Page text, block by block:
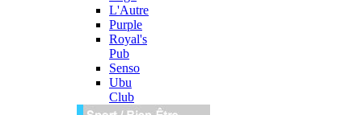
L'Autre
Purple
Royal's
Pub
Senso
Ubu
Club